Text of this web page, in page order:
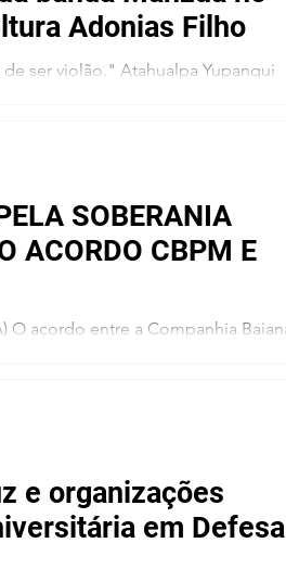
Adonias Filho
ser violão." Atahualpa Yupanqui
SOBERANIA
ACORDO CBPM E
e organizações
em Defesa